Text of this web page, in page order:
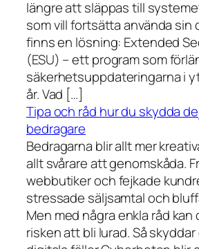
längre att släppas till
som vill fortsätta använda sin
finns en lösning: Extended
(ESU) – ett program som
säkerhetsuppdateringarna i
år. Vad […]
Tipa och råd hur du skydda
bedragare
Bedragarna blir allt mer
allt svårare att genomskåda.
webbutiker och fejkade
stressade säljsamtal och
Men med några enkla råd kan
risken att bli lurad. Så